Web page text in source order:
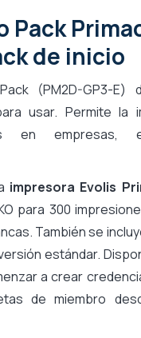
Pack
de inicio
(PM2D-GP3-E)
usar. Permite la
en empresas,
impresora Evolis
para 300
También se
estándar.
a crear
de miembro